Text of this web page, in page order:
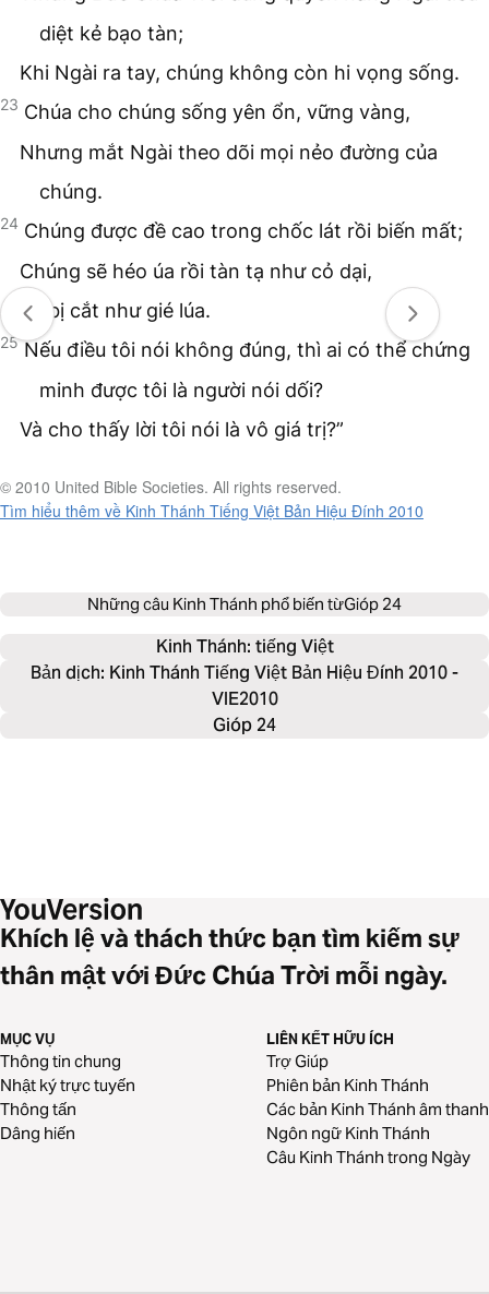
diệt kẻ bạo tàn;
Khi Ngài ra tay, chúng không còn hi vọng sống.
23 Chúa cho chúng sống yên ổn, vững vàng,
Nhưng mắt Ngài theo dõi mọi nẻo đường của
chúng.
24 Chúng được đề cao trong chốc lát rồi biến mất;
Chúng sẽ héo úa rồi tàn tạ như cỏ dại,
Và bị cắt như gié lúa.
25 Nếu điều tôi nói không đúng, thì ai có thể chứng
minh được tôi là người nói dối?
Và cho thấy lời tôi nói là vô giá trị?”
© 2010 United Bible Societies. All rights reserved.
Tìm hiểu thêm về Kinh Thánh Tiếng Việt Bản Hiệu Đính 2010
Những câu Kinh Thánh phổ biến từGióp 24
Kinh Thánh: tiếng Việt
Bản dịch: Kinh Thánh Tiếng Việt Bản Hiệu Đính 2010 -
VIE2010
Gióp 24
Khích lệ và thách thức bạn tìm kiếm sự
thân mật với Đức Chúa Trời mỗi ngày.
MỤC VỤ
Thông tin chung
Nhật ký trực tuyến
Thông tấn
Dâng hiến
LIÊN KẾT HỮU ÍCH
Trợ Giúp
Phiên bản Kinh Thánh
Các bản Kinh Thánh âm thanh
Ngôn ngữ Kinh Thánh
Câu Kinh Thánh trong Ngày